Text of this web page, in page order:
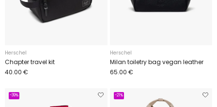
Herschel
Chapter travel kit
40.00 €
Herschel
Milan toiletry bag vegan leather
65.00 €
-39% -21%